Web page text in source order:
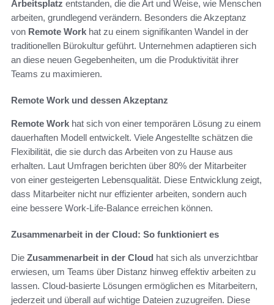
Arbeitsplatz entstanden, die die Art und Weise, wie Menschen
arbeiten, grundlegend verändern. Besonders die Akzeptanz
von Remote Work hat zu einem signifikanten Wandel in der
traditionellen Bürokultur geführt. Unternehmen adaptieren sich
an diese neuen Gegebenheiten, um die Produktivität ihrer
Teams zu maximieren.
Remote Work und dessen Akzeptanz
Remote Work hat sich von einer temporären Lösung zu einem
dauerhaften Modell entwickelt. Viele Angestellte schätzen die
Flexibilität, die sie durch das Arbeiten von zu Hause aus
erhalten. Laut Umfragen berichten über 80% der Mitarbeiter
von einer gesteigerten Lebensqualität. Diese Entwicklung zeigt,
dass Mitarbeiter nicht nur effizienter arbeiten, sondern auch
eine bessere Work-Life-Balance erreichen können.
Zusammenarbeit in der Cloud: So funktioniert es
Die Zusammenarbeit in der Cloud hat sich als unverzichtbar
erwiesen, um Teams über Distanz hinweg effektiv arbeiten zu
lassen. Cloud-basierte Lösungen ermöglichen es Mitarbeitern,
jederzeit und überall auf wichtige Dateien zuzugreifen. Diese